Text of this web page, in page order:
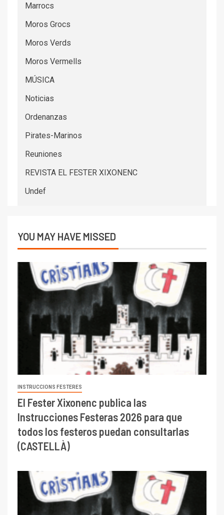
Marrocs
Moros Grocs
Moros Verds
Moros Vermells
MÚSICA
Noticias
Ordenanzas
Pirates-Marinos
Reuniones
REVISTA EL FESTER XIXONENC
Undef
YOU MAY HAVE MISSED
INSTRUCCIONS FESTERES
El Fester Xixonenc publica las
Instrucciones Festeras 2026 para que
todos los festeros puedan consultarlas
(CASTELLÀ)